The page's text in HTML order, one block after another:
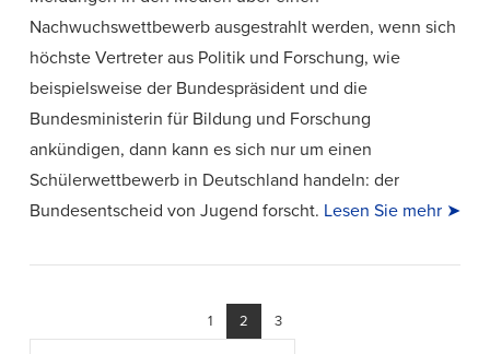
VIEW POST
Nachwuchswettbewerb ausgestrahlt werden, wenn sich
höchste Vertreter aus Politik und Forschung, wie
beispielsweise der Bundespräsident und die
Bundesministerin für Bildung und Forschung
ankündigen, dann kann es sich nur um einen
Schülerwettbewerb in Deutschland handeln: der
Bundesentscheid von Jugend forscht. Lesen Sie mehr ➤
1 2 3